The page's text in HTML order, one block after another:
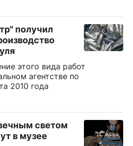
получил
этого вида работ
агентстве по
2010 года
светом
в музее